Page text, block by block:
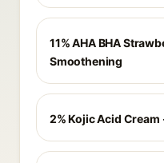
11% AHA BHA
Smoothening
2% Kojic Acid Cream